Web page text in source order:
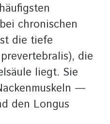
chronischen
die tiefe
die
liegt. Sie
—
den Longus